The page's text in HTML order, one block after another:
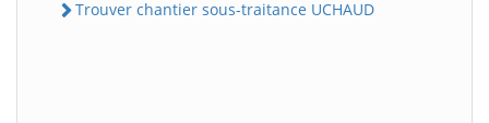
Trouver chantier sous-traitance UCHAUD